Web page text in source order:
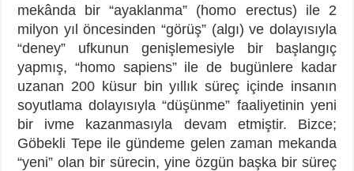
mekânda bir “ayaklanma” (homo erectus) ile 2
milyon yıl öncesinden “görüş” (algı) ve dolayısıyla
“deney” ufkunun genişlemesiyle bir başlangıç
yapmış, “homo sapiens” ile de bugünlere kadar
uzanan 200 küsur bin yıllık süreç içinde insanın
soyutlama dolayısıyla “düşünme” faaliyetinin yeni
bir ivme kazanmasıyla devam etmiştir. Bizce;
Göbekli Tepe ile gündeme gelen zaman mekanda
“yeni” olan bir sürecin, yine özgün başka bir süreç